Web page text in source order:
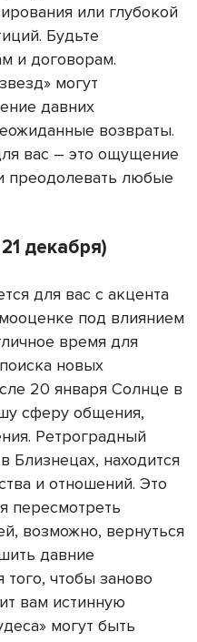
или глубокой
Будьте
и договорам.
могут
давних
возвраты.
вас – это ощущение
преодолевать любые
декабря)
для вас с акцента
под влиянием
время для
новых
20 января Солнце в
сферу общения,
Ретроградный
Близнецах, находится
и отношений. Это
пересмотреть
возможно, вернуться
давние
чтобы заново
вам истинную
могут быть